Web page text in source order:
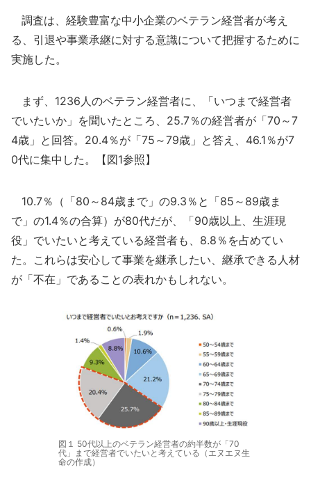
調査は、経験豊富な中小企業のベテラン経営者が考え
る、引退や事業承継に対する意識について把握するために
実施した。
まず、1236人のベテラン経営者に、「いつまで経営者
でいたいか」を聞いたところ、25.7％の経営者が「70～7
4歳」と回答。20.4％が「75～79歳」と答え、46.1％が7
0代に集中した。【図1参照】
10.7％（「80～84歳まで」の9.3％と「85～89歳ま
で」の1.4％の合算）が80代だが、「90歳以上、生涯現
役」でいたいと考えている経営者も、8.8％を占めてい
た。これらは安心して事業を継承したい、継承できる人材
が「不在」であることの表れかもしれない。
図１ 50代以上のベテラン経営者の約半数が「70
代」まで経営者でいたいと考えている（エヌエヌ生
命の作成）